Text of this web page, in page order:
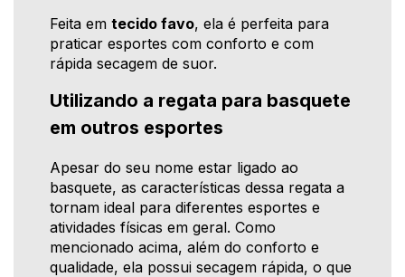
Feita em tecido favo, ela é perfeita para
praticar esportes com conforto e com
rápida secagem de suor.
Utilizando a regata para basquete
em outros esportes
Apesar do seu nome estar ligado ao
basquete, as características dessa regata a
tornam ideal para diferentes esportes e
atividades físicas em geral. Como
mencionado acima, além do conforto e
qualidade, ela possui secagem rápida, o que